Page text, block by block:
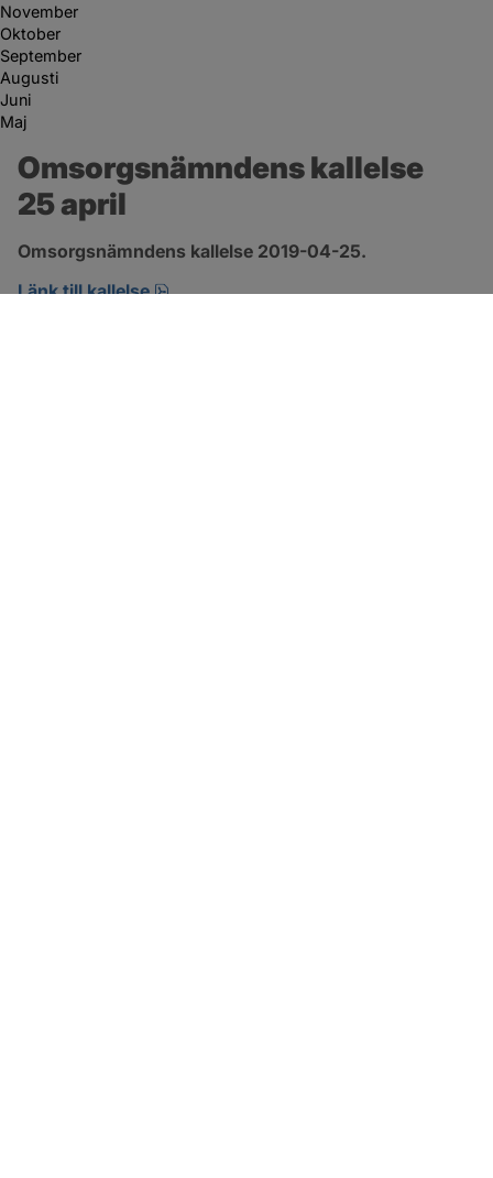
November
Oktober
September
Augusti
Juni
Maj
Omsorgsnämndens kallelse
25 april
Omsorgsnämndens kallelse 2019-04-25.
Länk till kallelse
pdf, öppnas i nytt fönster.